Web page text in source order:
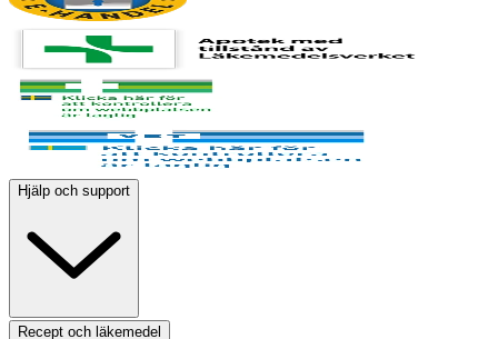
Hjälp och support
Recept och läkemedel